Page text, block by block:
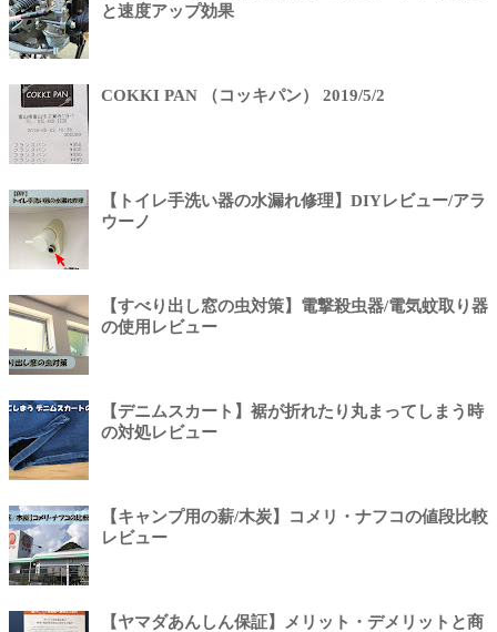
と速度アップ効果
COKKI PAN （コッキパン） 2019/5/2
【トイレ手洗い器の水漏れ修理】DIYレビュー/アラ
ウーノ
【すべり出し窓の虫対策】電撃殺虫器/電気蚊取り器
の使用レビュー
【デニムスカート】裾が折れたり丸まってしまう時
の対処レビュー
【キャンプ用の薪/木炭】コメリ・ナフコの値段比較
レビュー
【ヤマダあんしん保証】メリット・デメリットと商